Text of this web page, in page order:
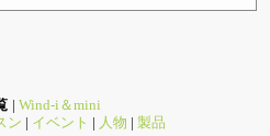
| Wind-i＆mini
ン | イベント | 人物 | 製品